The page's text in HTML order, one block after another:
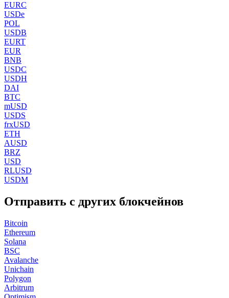
EURC
USDe
POL
USDB
EURT
EUR
BNB
USDC
USDH
DAI
BTC
mUSD
USDS
frxUSD
ETH
AUSD
BRZ
USD
RLUSD
USDM
Отправить с других блокчейнов
Bitcoin
Ethereum
Solana
BSC
Avalanche
Unichain
Polygon
Arbitrum